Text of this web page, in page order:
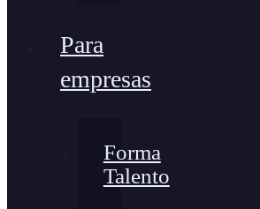
Para
empresas
Forma
Talento